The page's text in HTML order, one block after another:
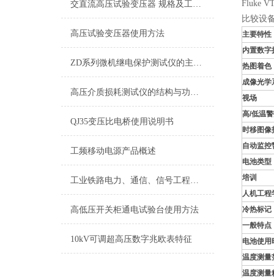
交直流高压试验变压器 规格及工艺流程
高压试验变压器使用方法
ZD系列微机继电保护测试仪的主要特点
高压介质损耗测试仪的结构与功能说明
QJ35变压比电桥使用说明书
工频移动电源产品概述
工业铁路电力、通信、信号工程监理细则
高低压开关柜通电试验台使用方法
10kV可调超高压数字兆欧表特征
Fluke
比较设
主要特性
内置数字
热图着色
成像光学
视场
高/低温
时移图像
自动监控
电池类型
培训
人机工程
冷热标记
一般特点
电池使用
温度测量
温度测量